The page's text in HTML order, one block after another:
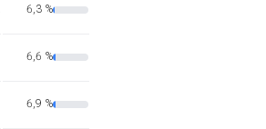
6,3 %
6,6 %
6,9 %